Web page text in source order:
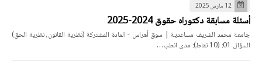
12 مارس 2025
أسئلة مسابقة دكتوراه حقوق 2024-2025
جامعة محمد الشريف مساعدية | سوق أهراس - المادة المشتركة (نظرية القانون، نظرية الحق)
السؤال 01: (10 نقاط): مدى انطب…